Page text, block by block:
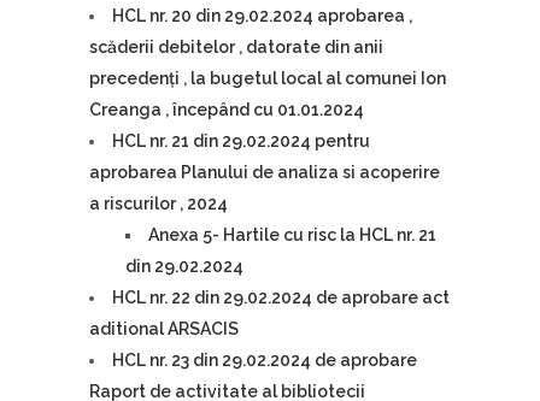
HCL nr. 20 din 29.02.2024 aprobarea ,
scăderii debitelor , datorate din anii
precedenți , la bugetul local al comunei Ion
Creanga , începând cu 01.01.2024
HCL nr. 21 din 29.02.2024 pentru
aprobarea Planului de analiza si acoperire
a riscurilor , 2024
Anexa 5- Hartile cu risc la HCL nr. 21
din 29.02.2024
HCL nr. 22 din 29.02.2024 de aprobare act
aditional ARSACIS
HCL nr. 23 din 29.02.2024 de aprobare
Raport de activitate al bibliotecii